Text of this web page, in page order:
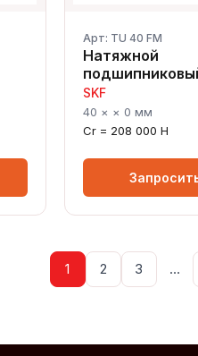
Арт: TU 40 FM
Натяжной
SKF
40 × × 0 мм
Cr = 208 000 Н
1 2 3 …